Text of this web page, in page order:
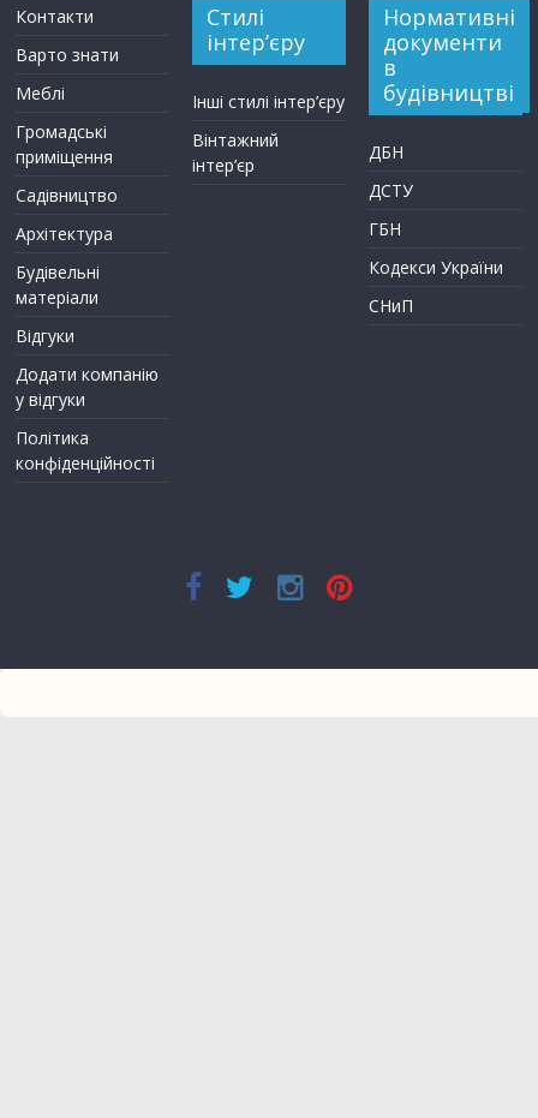
Контакти
Варто знати
Меблі
Громадські
приміщення
Садівництво
Архітектура
Будівельні
матеріали
Відгуки
Додати компанію
у відгуки
Політика
конфіденційності
Стилі
інтер’єру
Інші стилі інтер’єру
Вінтажний
інтер’єр
Нормативні
документи
в
будівництві
ДБН
ДСТУ
ГБН
Кодекси України
СНиП